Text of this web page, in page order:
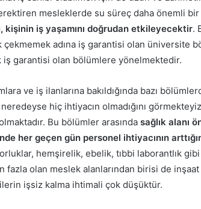
mesleklerde su süreç daha önemli
iş yaşamını doğrudan etkileyecektir.
adına iş garantisi olan üniversite
iş garantisi olan bölümlere yönelmektedir.
ve iş ilanlarına bakıldığında bazı
hiç ihtiyacın olmadığını
Bu bölümler arasında sağlık alanı
her geçen gün personel ihtiyacının
hemşirelik, ebelik, tıbbi laborantlık gibi
fazla olan meslek alanlarından birisi de
işsiz kalma ihtimali çok düşüktür.